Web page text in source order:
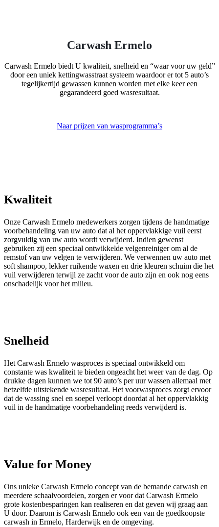
Carwash Ermelo
Carwash Ermelo biedt U kwaliteit, snelheid en “waar voor uw geld”
door een uniek kettingwasstraat systeem waardoor er tot 5 auto’s
tegelijkertijd gewassen kunnen worden met elke keer een
gegarandeerd goed wasresultaat.
Naar prijzen van wasprogramma’s
Kwaliteit
Onze Carwash Ermelo medewerkers zorgen tijdens de handmatige
voorbehandeling van uw auto dat al het oppervlakkige vuil eerst
zorgvuldig van uw auto wordt verwijderd. Indien gewenst
gebruiken zij een speciaal ontwikkelde velgenreiniger om al de
remstof van uw velgen te verwijderen. We verwennen uw auto met
soft shampoo, lekker ruikende waxen en drie kleuren schuim die het
vuil verwijderen terwijl ze zacht voor de auto zijn en ook nog eens
onschadelijk voor het milieu.
Snelheid
Het Carwash Ermelo wasproces is speciaal ontwikkeld om
constante was kwaliteit te bieden ongeacht het weer van de dag. Op
drukke dagen kunnen we tot 90 auto’s per uur wassen allemaal met
hetzelfde uitstekende wasresultaat. Het voorwasproces zorgt ervoor
dat de wassing snel en soepel verloopt doordat al het oppervlakkig
vuil in de handmatige voorbehandeling reeds verwijderd is.
Value for Money
Ons unieke Carwash Ermelo concept van de bemande carwash en
meerdere schaalvoordelen, zorgen er voor dat Carwash Ermelo
grote kostenbesparingen kan realiseren en dat geven wij graag aan
U door. Daarom is Carwash Ermelo ook een van de goedkoopste
carwash in Ermelo, Harderwijk en de omgeving.